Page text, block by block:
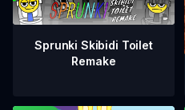
Sprunki Skibidi Toilet
Remake